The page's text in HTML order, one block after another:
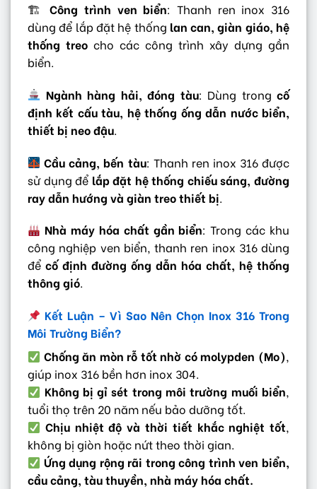
🏗Công trình ven biển: Thanh ren inox 316
dùng để lắp đặt hệ thống lan can, giàn giáo, hệ
thống treo cho các công trình xây dựng gần
biển.
Ngành hàng hải, đóng tàu: Dùng trongcố
định kết cấu tàu, hệ thống ống dẫn nước biển,
thiết bị neo đậu.
Cầu cảng, bến tàu: Thanh ren inox 316 được
sử dụng để lắp đặt hệ thống chiếu sáng, đường
ray dẫn hướng và giàn treo thiết bị.
Nhà máy hóa chất gần biển: Trong các khu
công nghiệp ven biển, thanh ren inox 316 dùng
để cố định đường ống dẫn hóa chất, hệ thống
thông gió.
Kết Luận – Vì Sao Nên Chọn Inox 316 Trong
Môi Trường Biển?
Chống ăn mòn rỗ tốt nhờ có molypden (Mo),
giúp inox 316 bền hơn inox 304.
Không bị gỉ sét trong môi trường muối biển,
tuổi thọ trên 20 năm nếu bảo dưỡng tốt.
Chịu nhiệt độ và thời tiết khắc nghiệt tốt,
không bị giòn hoặc nứt theo thời gian.
Ứng dụng rộng rãi trong công trình ven biển,
cầu cảng, tàu thuyền, nhà máy hóa chất.